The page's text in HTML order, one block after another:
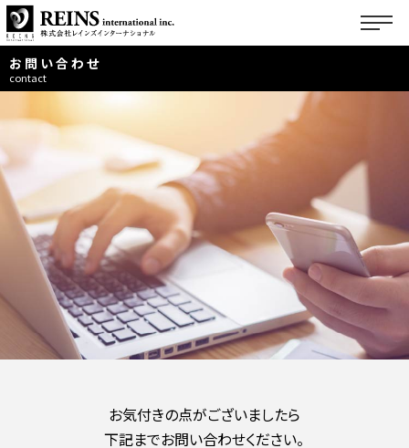
トップページ
企業情報
ご挨拶
会社概要
企業理念
展開ブランド
国内事業
海外事業
サステナビリティ
サステナビリティ
マテリアリティ
フランチャイズ募集
フランチャイズ募集トップ
FC事業サポート
開業までの流れ
物件募集
採用情報
お問い合わせ
お問い合わせ
お気付きの点がございましたら
下記までお問い合わせください。